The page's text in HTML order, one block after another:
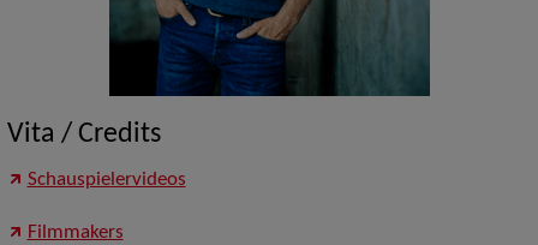
Vita / Credits
Schauspielervideos
Filmmakers